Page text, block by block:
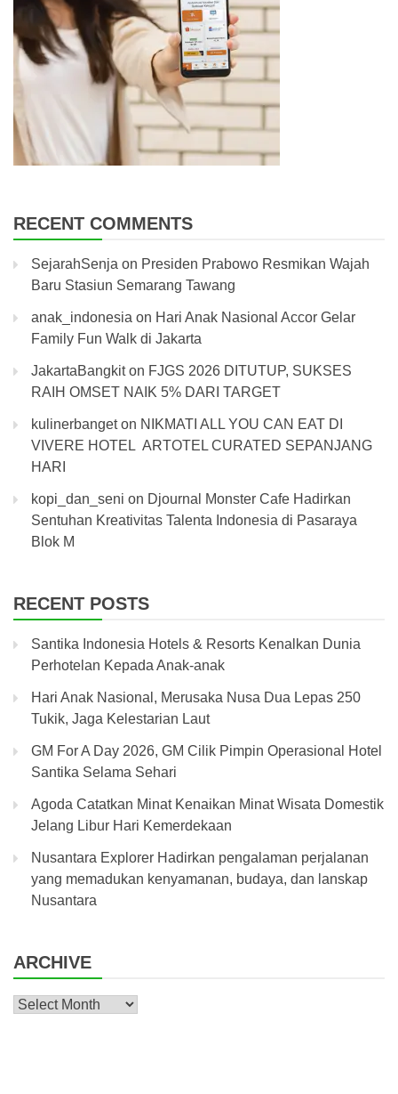
RECENT COMMENTS
SejarahSenja on Presiden Prabowo Resmikan Wajah
Baru Stasiun Semarang Tawang
anak_indonesia on Hari Anak Nasional Accor Gelar
Family Fun Walk di Jakarta
JakartaBangkiton FJGS 2026 DITUTUP, SUKSES
RAIH OMSET NAIK 5% DARI TARGET
kulinerbangeton NIKMATI ALL YOU CAN EAT DI
VIVERE HOTEL ARTOTEL CURATED SEPANJANG
HARI
kopi_dan_seni on Djournal Monster Cafe Hadirkan
Sentuhan Kreativitas Talenta Indonesia di Pasaraya
Blok M
RECENT POSTS
Santika Indonesia Hotels & Resorts Kenalkan Dunia
Perhotelan Kepada Anak-anak
Hari Anak Nasional, Merusaka Nusa Dua Lepas 250
Tukik, Jaga Kelestarian Laut
GM For A Day 2026, GM Cilik Pimpin Operasional Hotel
Santika Selama Sehari
Agoda Catatkan Minat Kenaikan Minat Wisata Domestik
Jelang Libur Hari Kemerdekaan
Nusantara Explorer Hadirkan pengalaman perjalanan
yang memadukan kenyamanan, budaya, dan lanskap
Nusantara
ARCHIVE
Archive